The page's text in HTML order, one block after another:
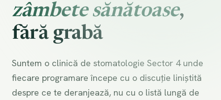
zâmbete sănătoase,
fără grabă
Suntem o clinică de stomatologie Sector 4 unde
fiecare programare începe cu o discuție liniștită
despre ce te deranjează, nu cu o listă lungă de